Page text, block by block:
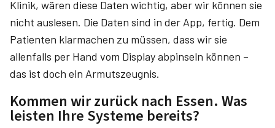
Klinik, wären diese Daten wichtig, aber wir können sie
nicht auslesen. Die Daten sind in der App, fertig. Dem
Patienten klarmachen zu müssen, dass wir sie
allenfalls per Hand vom Display abpinseln können –
das ist doch ein Armutszeugnis.
Kommen wir zurück nach Essen. Was
leisten Ihre Systeme bereits?